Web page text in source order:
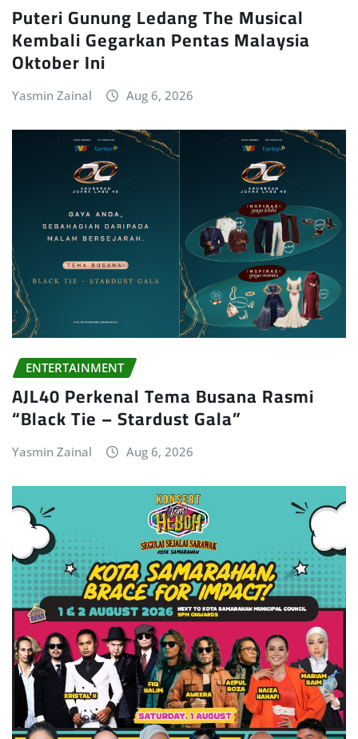
Puteri Gunung Ledang The Musical
Kembali Gegarkan Pentas Malaysia
Oktober Ini
Yasmin Zainal Aug 6, 2026
ENTERTAINMENT
AJL40 Perkenal Tema Busana Rasmi
“Black Tie – Stardust Gala”
Yasmin Zainal Aug 6, 2026